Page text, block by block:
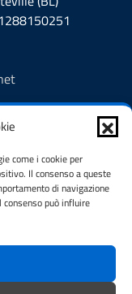
come i cookie per
Il consenso a queste
di navigazione
può influire